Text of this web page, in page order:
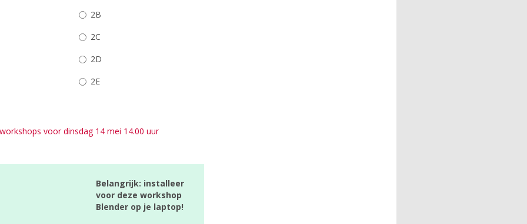
2B
2C
2D
2E
voor dinsdag 14 mei 14.00 uur
Belangrijk: installeer
voor deze workshop
Blender op je laptop!